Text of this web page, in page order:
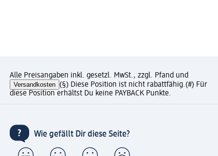
Alle Preisangaben inkl. gesetzl. MwSt., zzgl. Pfand und
Versandkosten (§) Diese Position ist nicht rabattfähig.(#) Für
diese Position erhältst Du keine PAYBACK Punkte.
Wie gefällt Dir diese Seite?